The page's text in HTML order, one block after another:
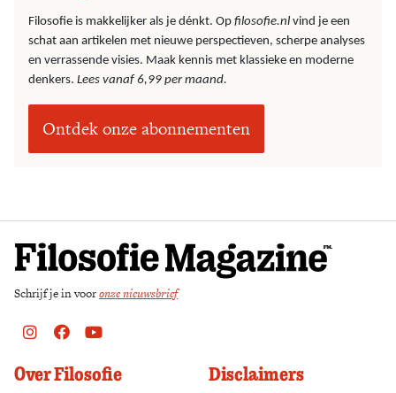
Filosofie is makkelijker als je dénkt. Op filosofie.nl vind je een
schat aan artikelen met nieuwe perspectieven, scherpe analyses
en verrassende visies. Maak kennis met klassieke en moderne
denkers. Lees vanaf 6,99 per maand.
Ontdek onze abonnementen
Schrijf je in vooronze nieuwsbrief
Instagram
FacebookYoutube
Over Filosofie Disclaimers